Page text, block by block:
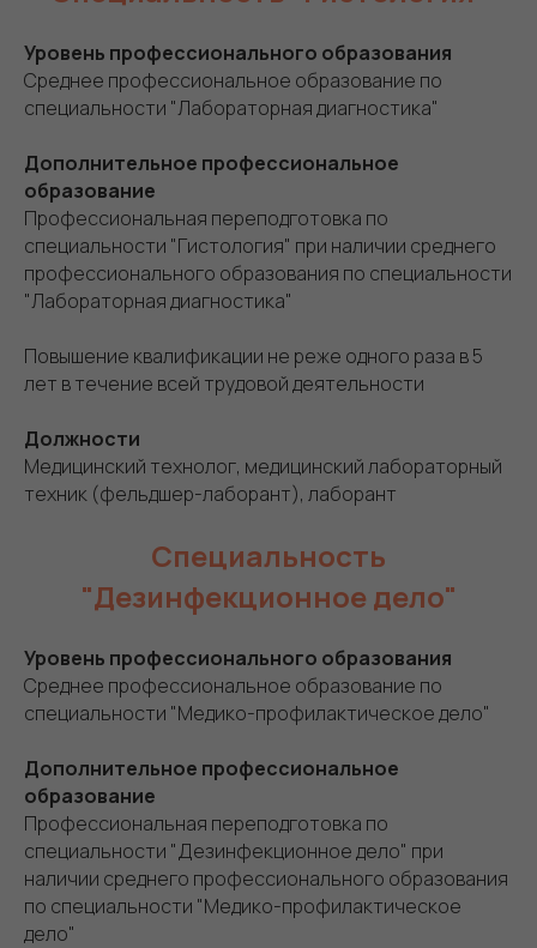
Уровень профессионального образования
Среднее профессиональное образование по
специальности "Лабораторная диагностика"
Дополнительное профессиональное
образование
Профессиональная переподготовка по
специальности "Гистология" при наличии среднего
профессионального образования по специальности
"Лабораторная диагностика"
Повышение квалификации не реже одного раза в 5
лет в течение всей трудовой деятельности
Должности
Медицинский технолог, медицинский лабораторный
техник (фельдшер-лаборант), лаборант
Специальность
"Дезинфекционное дело"
Уровень профессионального образования
Среднее профессиональное образование по
специальности "Медико-профилактическое дело"
Дополнительное профессиональное
образование
Профессиональная переподготовка по
специальности "Дезинфекционное дело" при
наличии среднего профессионального образования
по специальности "Медико-профилактическое
дело"